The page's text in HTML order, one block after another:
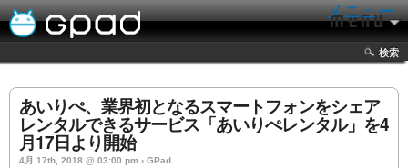
メニュー
検索
あいりぺ、業界初となるスマートフォンをシェア
レンタルできるサービス「あいりぺレンタル」を4
月17日より開始
4月 17th, 2018 @ 03:00 pm › GPad